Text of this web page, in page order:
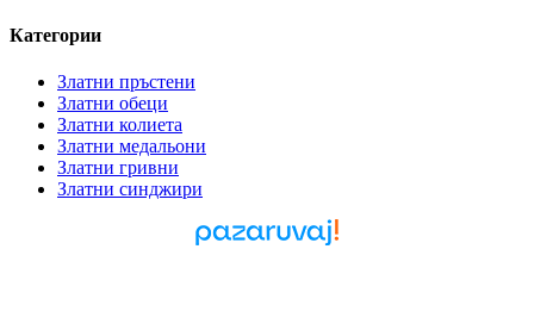
Категории
Златни пръстени
Златни обеци
Златни колиета
Златни медальони
Златни гривни
Златни синджири